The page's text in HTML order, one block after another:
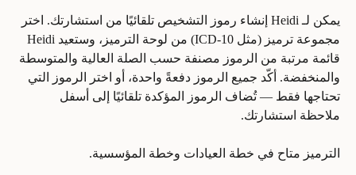
يمكن لـ Heidi إنشاء رموز التشخيص تلقائيًا من استشارتك. اختر
قائمة مرتبة من الرموز مصنفة حسب الصلة العالية والمتوسطة
والمنخفضة. أكّد جميع الرموز دفعةً واحدة، أو اختر الرموز التي
تحتاجها فقط — تُضاف الرموز المؤكدة تلقائيًا إلى أسفل
ملاحظة استشارتك.
الترميز متاح في خطة العيادات وخطة المؤسسية.